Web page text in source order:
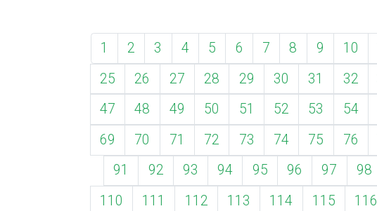
1 2 3 4 5 6 7 8 9 10
25
26 27 28 29 30 31 32
47
48 49 50 51 52 53 54
69
70 71 72 73 74 75 76
91
92 93 94 95 96 97 98
110
111 112 113 114 115 116